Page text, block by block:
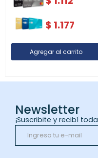
$ 1.177
Newsletter
¡Suscribite y recibí